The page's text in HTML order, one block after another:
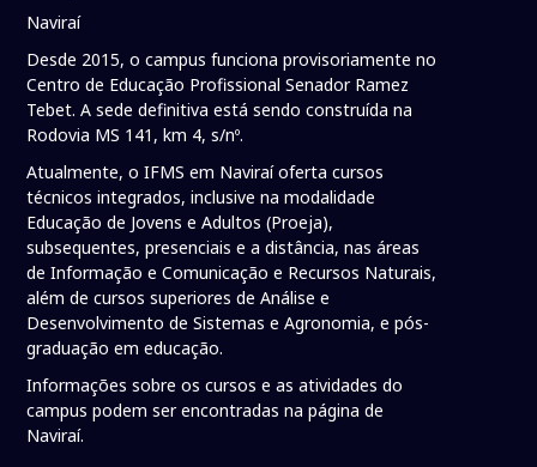
Naviraí
Desde 2015, o campus funciona provisoriamente no
Centro de Educação Profissional Senador Ramez
Tebet. A sede definitiva está sendo construída na
Rodovia MS 141, km 4, s/nº.
Atualmente, o IFMS em Naviraí oferta cursos
técnicos integrados, inclusive na modalidade
Educação de Jovens e Adultos (Proeja),
subsequentes, presenciais e a distância, nas áreas
de Informação e Comunicação e Recursos Naturais,
além de cursos superiores de Análise e
Desenvolvimento de Sistemas e Agronomia, e pós-
graduação em educação.
Informações sobre os cursos e as atividades do
campus podem ser encontradas na página de
Naviraí.